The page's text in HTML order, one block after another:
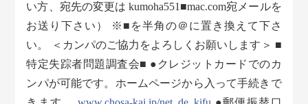
い方、宛先の変更は kumoha551■mac.com宛メールを
お送り下さい） ※■を半角の＠に置き換えて下さ
い。 ＜カンパのご協力をよろしくお願いします＞ ■
特定失踪者問題調査会■ ●クレジットカードでのカ
ンパが可能です。ホームページから入って手続きで